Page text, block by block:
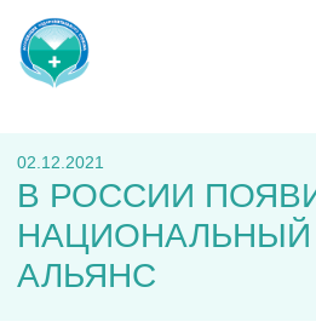
02.12.2021
В РОССИИ
НАЦИОНАЛЬНЫЙ
АЛЬЯНС